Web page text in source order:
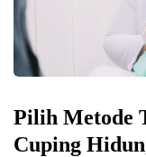
Pilih Metode
Cuping